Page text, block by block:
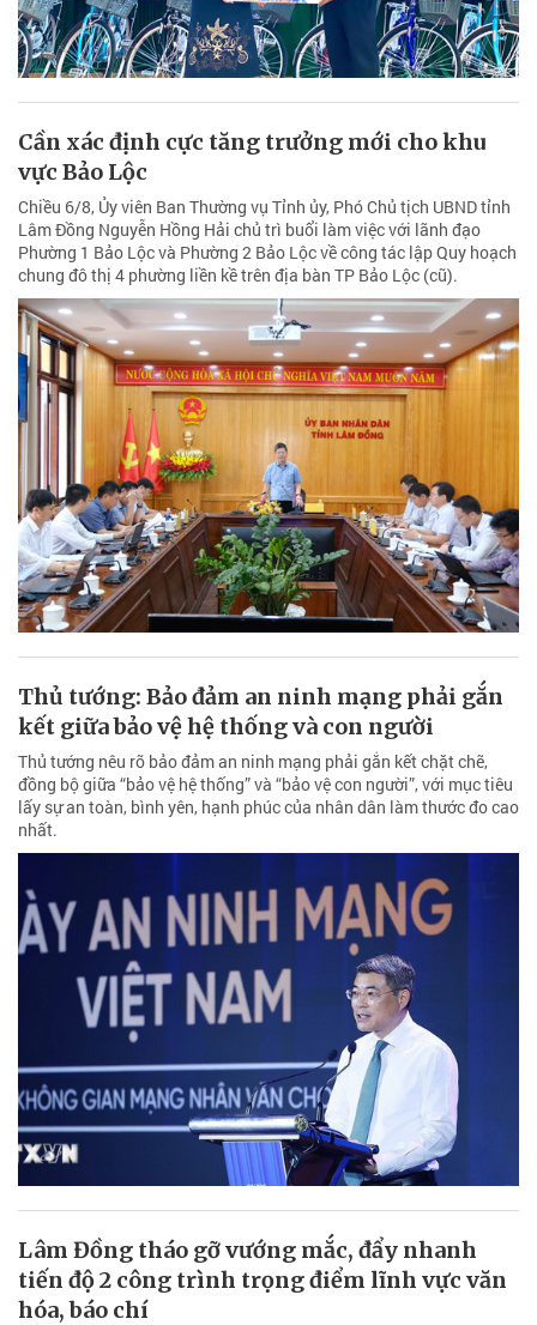
Cần xác định cực tăng trưởng mới cho khu
vực Bảo Lộc
Chiều 6/8, Ủy viên Ban Thường vụ Tỉnh ủy, Phó Chủ tịch UBND tỉnh
Lâm Đồng Nguyễn Hồng Hải chủ trì buổi làm việc với lãnh đạo
Phường 1 Bảo Lộc và Phường 2 Bảo Lộc về công tác lập Quy hoạch
chung đô thị 4 phường liền kề trên địa bàn TP Bảo Lộc (cũ).
Thủ tướng: Bảo đảm an ninh mạng phải gắn
kết giữa bảo vệ hệ thống và con người
Thủ tướng nêu rõ bảo đảm an ninh mạng phải gắn kết chặt chẽ,
đồng bộ giữa “bảo vệ hệ thống” và “bảo vệ con người”, với mục tiêu
lấy sự an toàn, bình yên, hạnh phúc của nhân dân làm thước đo cao
nhất.
Lâm Đồng tháo gỡ vướng mắc, đẩy nhanh
tiến độ 2 công trình trọng điểm lĩnh vực văn
hóa, báo chí